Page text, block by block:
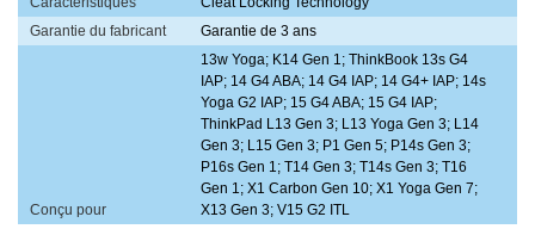
Garantie du fabricant
Garantie de 3 ans
Conçu pour
13w Yoga; K14 Gen 1; ThinkBook 13s G4
IAP; 14 G4 ABA; 14 G4 IAP; 14 G4+ IAP; 14s
Yoga G2 IAP; 15 G4 ABA; 15 G4 IAP;
ThinkPad L13 Gen 3; L13 Yoga Gen 3; L14
Gen 3; L15 Gen 3; P1 Gen 5; P14s Gen 3;
P16s Gen 1; T14 Gen 3; T14s Gen 3; T16
Gen 1; X1 Carbon Gen 10; X1 Yoga Gen 7;
X13 Gen 3; V15 G2 ITL